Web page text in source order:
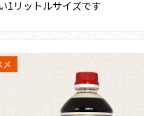
1リットルサイズです